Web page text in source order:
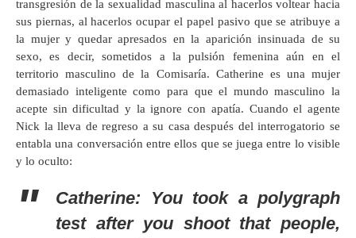
transgresión de la sexualidad masculina al hacerlos voltear hacia
sus piernas, al hacerlos ocupar el papel pasivo que se atribuye a
la mujer y quedar apresados en la aparición insinuada de su
sexo, es decir, sometidos a la pulsión femenina aún en el
territorio masculino de la Comisaría. Catherine es una mujer
demasiado inteligente como para que el mundo masculino la
acepte sin dificultad y la ignore con apatía. Cuando el agente
Nick la lleva de regreso a su casa después del interrogatorio se
entabla una conversación entre ellos que se juega entre lo visible
y lo oculto:
Catherine: You took a polygraph
test after you shoot that people,